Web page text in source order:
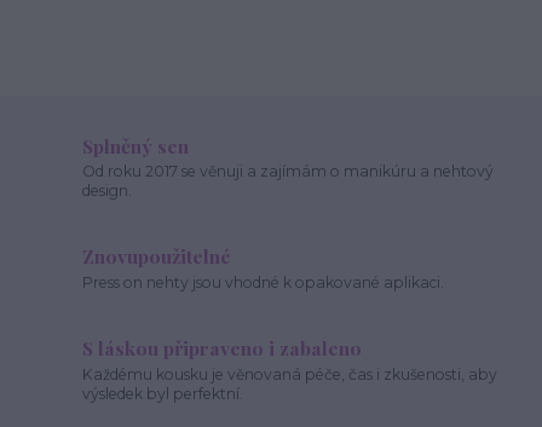
Splněný sen
Od roku 2017 se věnuji a zajímám o manikúru a nehtový
design.
Znovupoužitelné
Press on nehty jsou vhodné k opakované aplikaci.
S láskou připraveno i zabaleno
Každému kousku je věnovaná péče, čas i zkušenosti, aby
výsledek byl perfektní.